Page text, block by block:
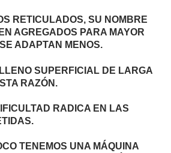
RETICULADOS, SU NOMBRE
AGREGADOS PARA MAYOR
ADAPTAN MENOS.
SUPERFICIAL DE LARGA
RAZÓN.
RADICA EN LAS
TENEMOS UNA MÁQUINA